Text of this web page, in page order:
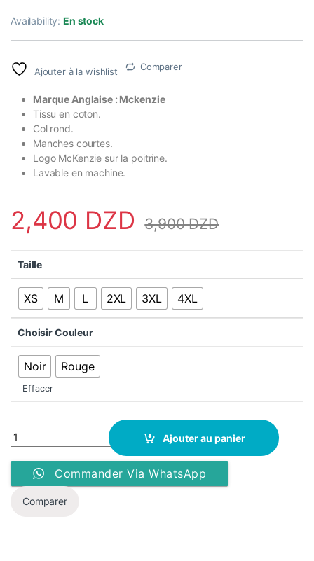
Availability:En stock
Ajouter à la wishlist Comparer
Marque Anglaise : Mckenzie
Tissu en coton.
Col rond.
Manches courtes.
Logo McKenzie sur la poitrine.
Lavable en machine.
2,400 DZD 3,900DZD
Taille
XS M L 2XL 3XL 4XL
Choisir Couleur
Noir Rouge
Effacer
T-shirt Anglais - McKenzie - Diamond - Homme quantity
Ajouter au panier
Commander Via WhatsApp
Comparer